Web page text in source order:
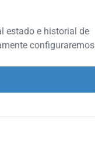
estado e historial de
configuraremos